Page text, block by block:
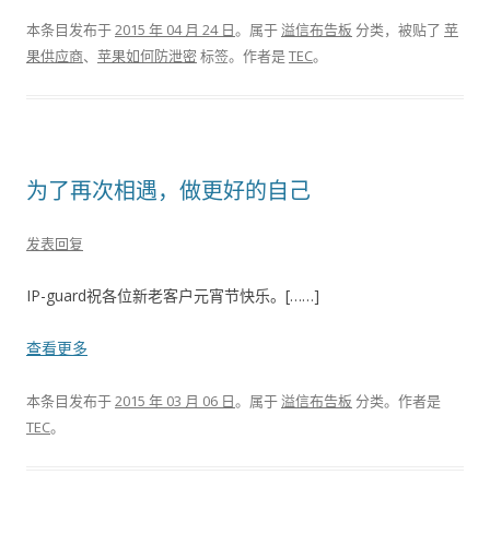
本条目发布于2015 年 04 月 24 日。属于溢信布告板 分类，被贴了 苹
果供应商、 苹果如何防泄密标签。 作者是TEC。
为了再次相遇，做更好的自己
发表回复
IP-guard祝各位新老客户元宵节快乐。[……]
查看更多
本条目发布于2015 年 03 月 06 日。属于溢信布告板 分类。 作者是
TEC。